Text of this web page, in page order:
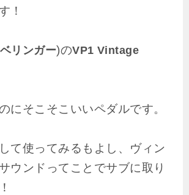
！
ベリンガー)のVP1 Vintage
にそこそこいいペダルです。
て使ってみるもよし、ヴィン
ウンドってことでサブに取り